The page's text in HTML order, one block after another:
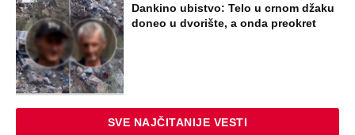
Dankino ubistvo: Telo u crnom džaku
doneo u dvorište, a onda preokret
SVE NAJČITANIJE VESTI